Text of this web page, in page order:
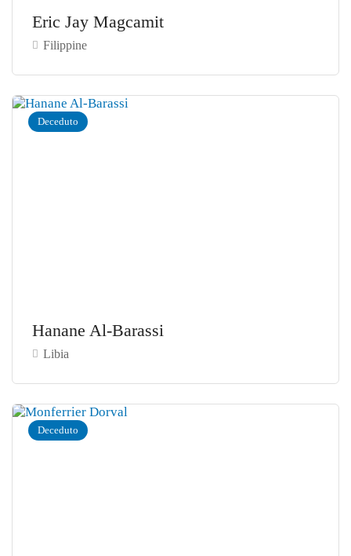
Eric Jay Magcamit
Filippine
Deceduto
Hanane Al-Barassi
Libia
Deceduto